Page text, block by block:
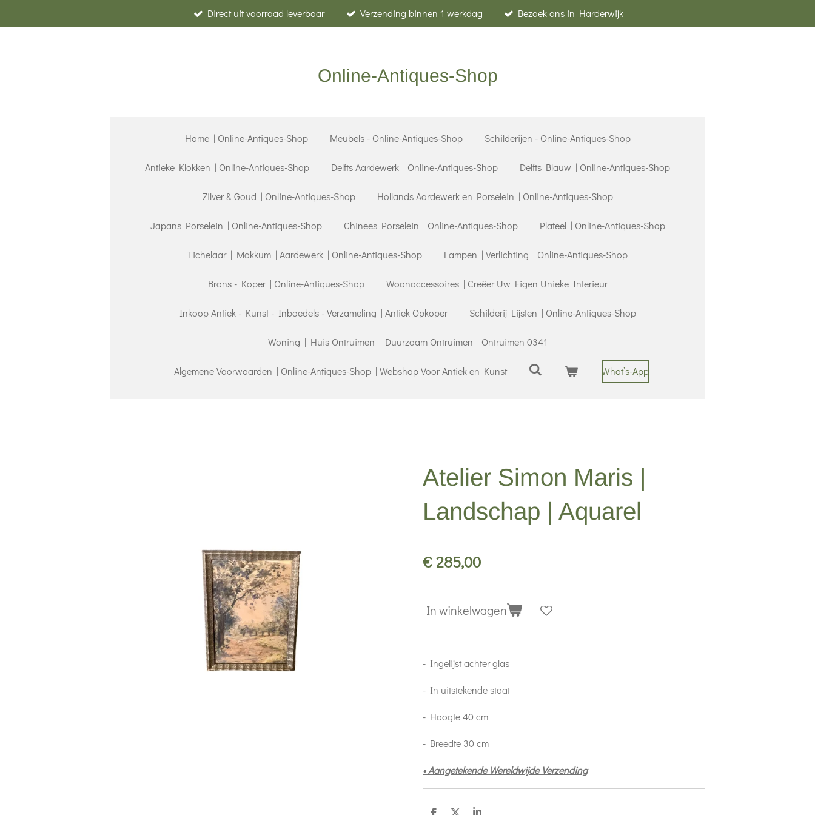
direct
Direct uit voorraad leverbaar Verzending binnen 1 werkdag Bezoek ons in Harderwijk
Online-Antiques-Shop
Home | Online-Antiques-Shop Meubels - Online-Antiques-Shop Schilderijen - Online-Antiques-Shop
Antieke Klokken | Online-Antiques-Shop Delfts Aardewerk | Online-Antiques-Shop Delfts Blauw | Online-Antiques-Shop
Zilver & Goud | Online-Antiques-Shop Hollands Aardewerk en Porselein | Online-Antiques-Shop
Japans Porselein | Online-Antiques-Shop Chinees Porselein | Online-Antiques-Shop Plateel | Online-Antiques-Shop
Tichelaar | Makkum | Aardewerk | Online-Antiques-Shop Lampen | Verlichting | Online-Antiques-Shop
Brons - Koper | Online-Antiques-Shop Woonaccessoires | Creëer Uw Eigen Unieke Interieur
Inkoop Antiek - Kunst - Inboedels - Verzameling | Antiek Opkoper Schilderij Lijsten | Online-Antiques-Shop
Woning | Huis Ontruimen | Duurzaam Ontruimen | Ontruimen 0341
Algemene Voorwaarden | Online-Antiques-Shop | Webshop Voor Antiek en Kunst What’s-App
Atelier Simon Maris |
Landschap | Aquarel
€ 285,00
In winkelwagen
- Ingelijst achter glas
- In uitstekende staat
- Hoogte 40 cm
- Breedte 30 cm
• Aangetekende Wereldwijde Verzending